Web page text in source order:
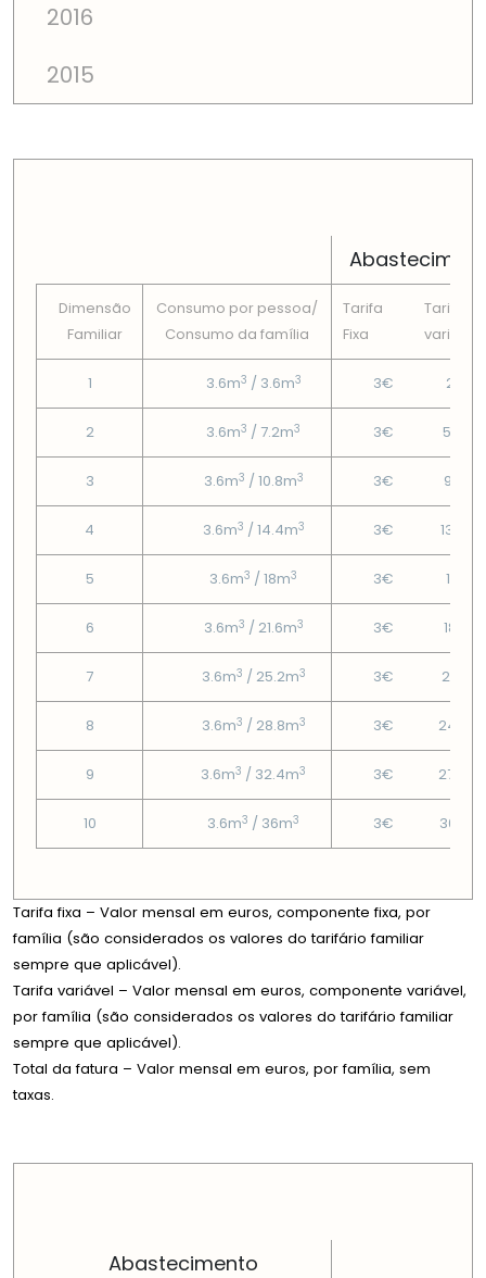
2016
2015
Dimensão
Familiar
Consumo por pessoa/
Consumo da famí­lia
Tarifa
Fixa
Tarifa
variável
1 3.6m3 / 3.6m3 3€ 2.16€
2 3.6m3 / 7.2m3 3€ 5.42€
3 3.6m3 / 10.8m3 3€ 9.38€
4 3.6m3 / 14.4m3 3€
5 3.6m3 / 18m3 3€ 15.8€
6 3.6m3 / 21.6m3 3€ 18.71€
7 3.6m3 / 25.2m3 3€ 21.62€
8 3.6m3 / 28.8m3 3€
9 3.6m3 / 32.4m3 3€
10 3.6m3 / 36m3 3€
Tarifa fixa – Valor mensal em euros, componente fixa, por
família (são considerados os valores do tarifário familiar
sempre que aplicável).
Tarifa variável – Valor mensal em euros, componente variável,
por família (são considerados os valores do tarifário familiar
sempre que aplicável).
Total da fatura – Valor mensal em euros, por família, sem
taxas.
Abastecimento